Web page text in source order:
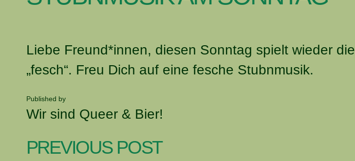
Liebe Freund*innen, diesen Sonntag spielt wieder die
„fesch“. Freu Dich auf eine fesche Stubnmusik.
Published by
Wir sind Queer & Bier!
PREVIOUS POST